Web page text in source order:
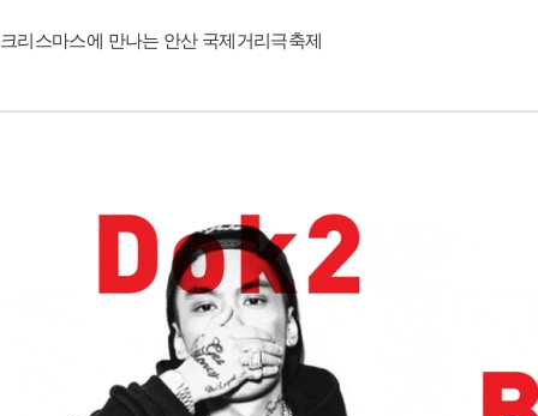
크리스마스에 만나는 안산 국제거리극축제